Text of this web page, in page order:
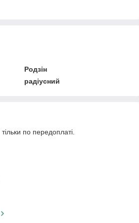
Родзін
радіусний
по передоплаті.